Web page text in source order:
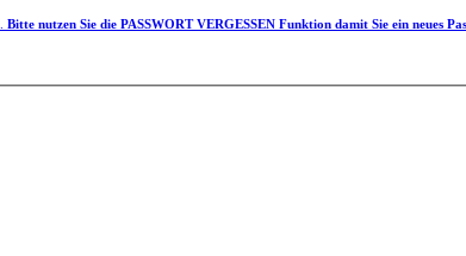
Bitte nutzen Sie die PASSWORT VERGESSEN Funktion damit Sie ein neues